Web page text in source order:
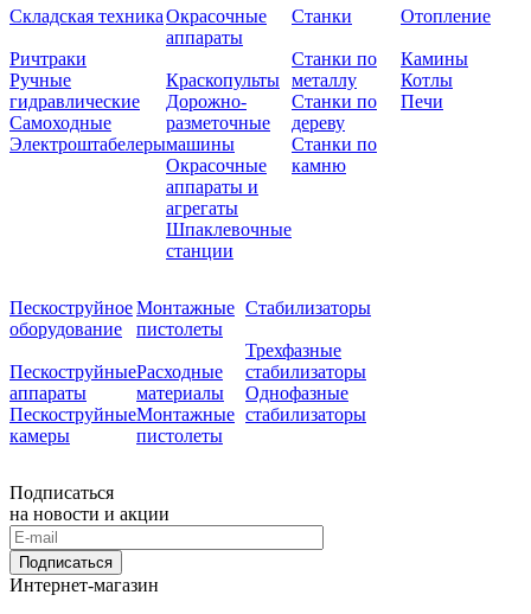
Складская техника
Ричтраки
Ручные
гидравлические
Самоходные
Электроштабелеры
Окрасочные
аппараты
Краскопульты
Дорожно-
разметочные
машины
Окрасочные
аппараты и
агрегаты
Шпаклевочные
станции
Станки
Станки по
металлу
Станки по
дереву
Станки по
камню
Отопление
Камины
Котлы
Печи
Пескоструйное
оборудование
Пескоструйные
аппараты
Пескоструйные
камеры
Монтажные
пистолеты
Расходные
материалы
Монтажные
пистолеты
Стабилизаторы
Трехфазные
стабилизаторы
Однофазные
стабилизаторы
Подписаться
на новости и акции
Подписаться
Интернет-магазин